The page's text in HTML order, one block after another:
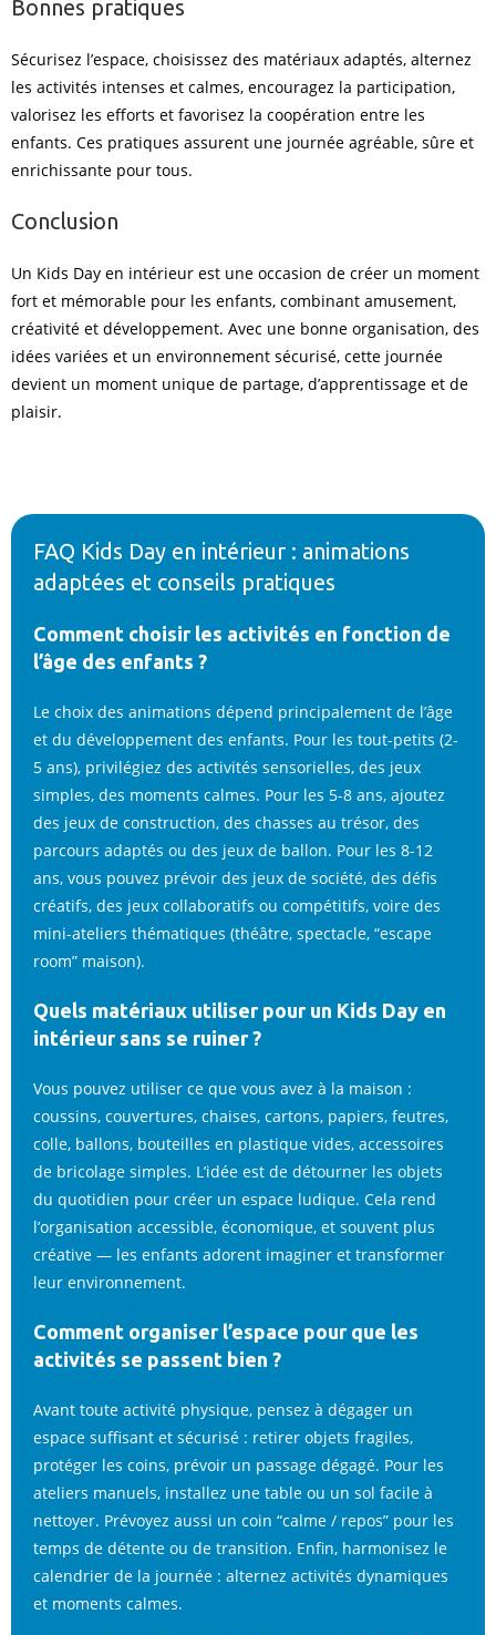
Bonnes pratiques
Sécurisez l’espace, choisissez des matériaux adaptés, alternez
les activités intenses et calmes, encouragez la participation,
valorisez les efforts et favorisez la coopération entre les
enfants. Ces pratiques assurent une journée agréable, sûre et
enrichissante pour tous.
Conclusion
Un Kids Day en intérieur est une occasion de créer un moment
fort et mémorable pour les enfants, combinant amusement,
créativité et développement. Avec une bonne organisation, des
idées variées et un environnement sécurisé, cette journée
devient un moment unique de partage, d’apprentissage et de
plaisir.
FAQ Kids Day en intérieur : animations
adaptées et conseils pratiques
Comment choisir les activités en fonction de
l’âge des enfants ?
Le choix des animations dépend principalement de l’âge
et du développement des enfants. Pour les tout-petits (2-
5 ans), privilégiez des activités sensorielles, des jeux
simples, des moments calmes. Pour les 5-8 ans, ajoutez
des jeux de construction, des chasses au trésor, des
parcours adaptés ou des jeux de ballon. Pour les 8-12
ans, vous pouvez prévoir des jeux de société, des défis
créatifs, des jeux collaboratifs ou compétitifs, voire des
mini-ateliers thématiques (théâtre, spectacle, “escape
room” maison).
Quels matériaux utiliser pour un Kids Day en
intérieur sans se ruiner ?
Vous pouvez utiliser ce que vous avez à la maison :
coussins, couvertures, chaises, cartons, papiers, feutres,
colle, ballons, bouteilles en plastique vides, accessoires
de bricolage simples. L’idée est de détourner les objets
du quotidien pour créer un espace ludique. Cela rend
l’organisation accessible, économique, et souvent plus
créative — les enfants adorent imaginer et transformer
leur environnement.
Comment organiser l’espace pour que les
activités se passent bien ?
Avant toute activité physique, pensez à dégager un
espace suffisant et sécurisé : retirer objets fragiles,
protéger les coins, prévoir un passage dégagé. Pour les
ateliers manuels, installez une table ou un sol facile à
nettoyer. Prévoyez aussi un coin “calme / repos” pour les
temps de détente ou de transition. Enfin, harmonisez le
calendrier de la journée : alternez activités dynamiques
et moments calmes.